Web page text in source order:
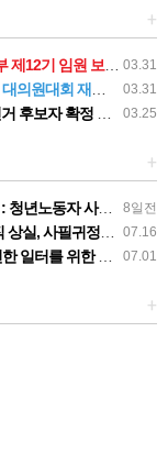
+
03.31
보궐선거결과 공고
03.31
대회 재소집 건
03.25
보자 확정 공고
+
8일전
과 재발방지 대책 마련하라
07.16
, 사필귀정이다
07.01
폭염감시단 선포 기자회견
+